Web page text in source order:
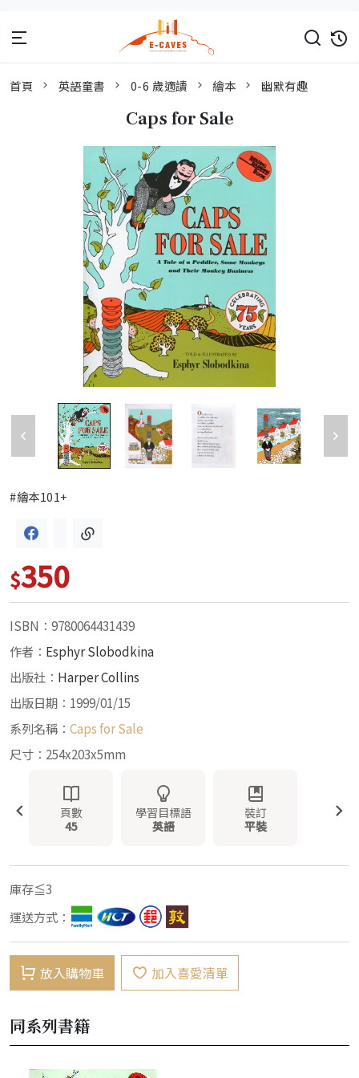
首頁 英語童書 0-6 歲適讀 繪本 幽默有趣
Caps for Sale
#繪本101+
$350
ISBN：9780064431439
作者： Esphyr Slobodkina
出版社： Harper Collins
出版日期：1999/01/15
系列名稱： Caps for Sale
尺寸：254x203x5mm
頁數
45
學習目標語
英語
裝訂
平裝
庫存≦3
運送方式：
放入購物車 加入喜愛清單
同系列書籍